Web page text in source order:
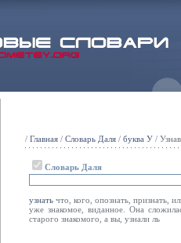
/ Главная / Словарь Даля / буква У /
Словарь Даля
узнать что, кого, опознать, признать,
уже знакомое, виданное. Она
старого знакомого, а вы, узнали ль